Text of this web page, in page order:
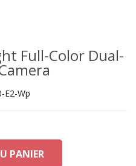
Full-Color Dual-
E2-Wp
PANIER